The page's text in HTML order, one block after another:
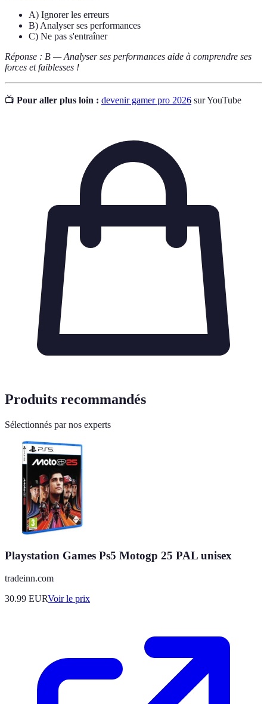
A) Ignorer les erreurs
B) Analyser ses performances
C) Ne pas s'entraîner
Réponse : B — Analyser ses performances aide à comprendre ses
forces et faiblesses !
📺 Pour aller plus loin : devenir gamer pro 2026 sur YouTube
Produits recommandés
Sélectionnés par nos experts
Playstation Games Ps5 Motogp 25 PAL unisex
tradeinn.com
30.99 EURVoir le prix